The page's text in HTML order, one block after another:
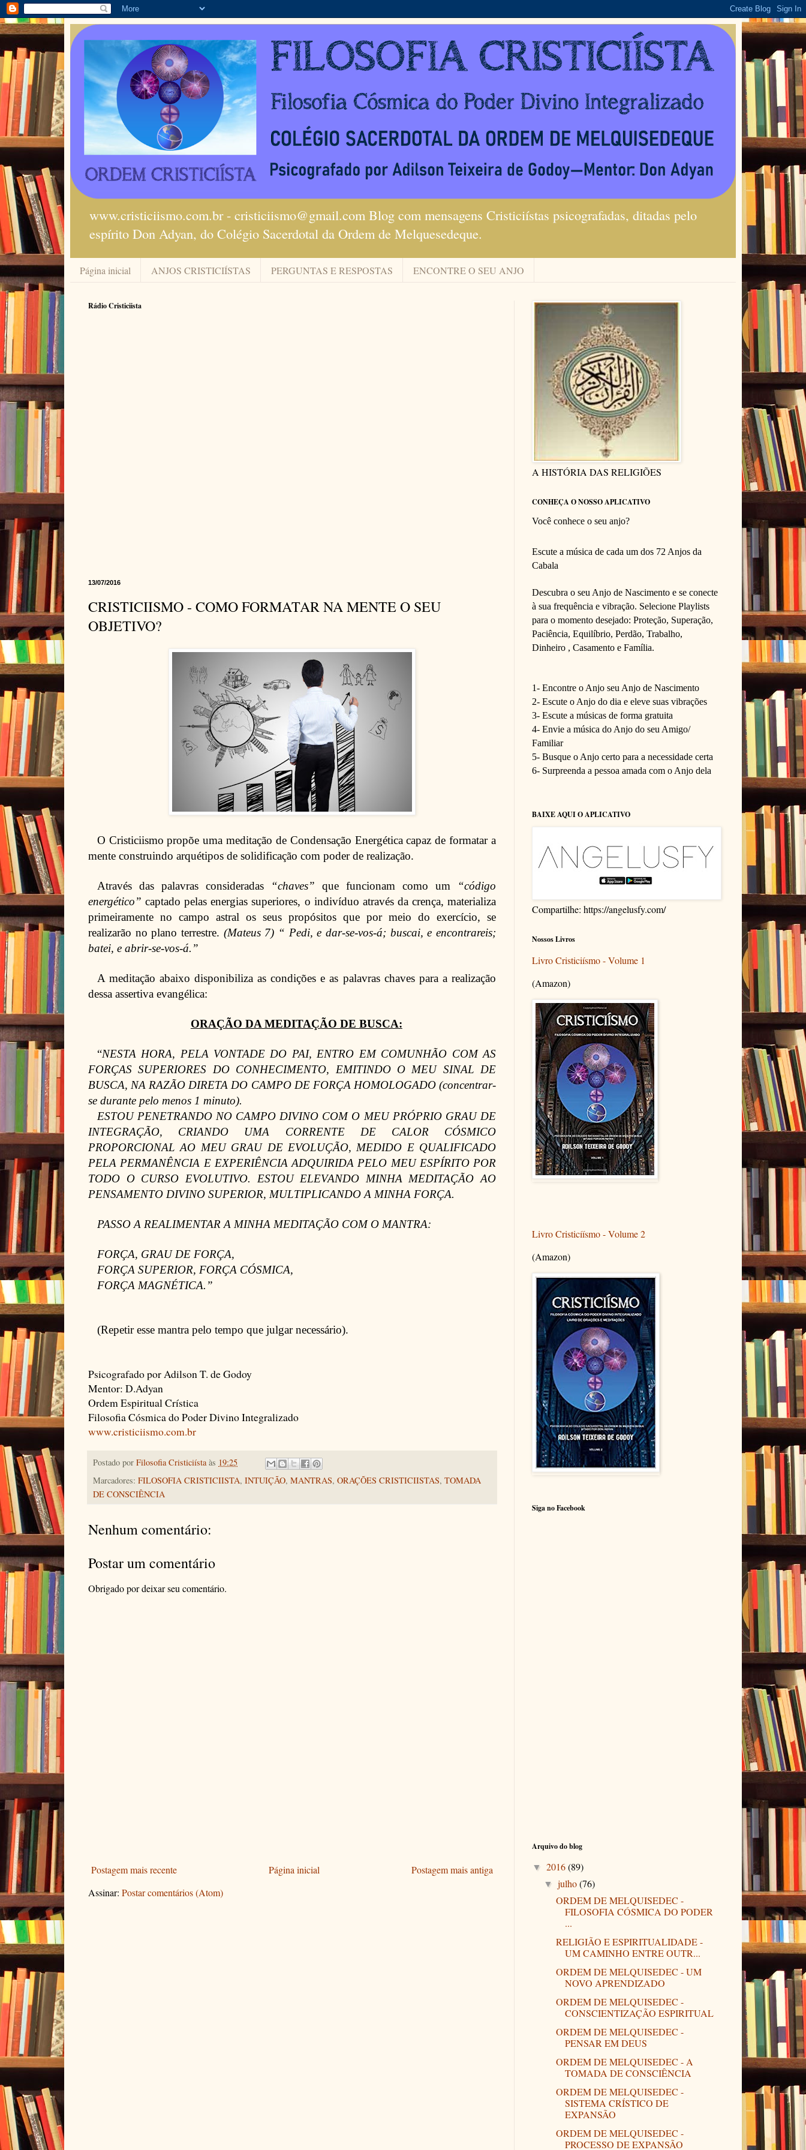
www.cristiciismo.com.br - cristiciismo@gmail.com Blog com mensagens Cristiciístas psicografadas, ditadas pelo
espírito Don Adyan, do Colégio Sacerdotal da Ordem de Melquesedeque.
Página inicial ANJOS CRISTICIÍSTAS PERGUNTAS E RESPOSTAS ENCONTRE O SEU ANJO
Rádio Cristiciista
13/07/2016
CRISTICIISMO - COMO FORMATAR NA MENTE O SEU
OBJETIVO?
O Cristiciismo propõe uma meditação de Condensação Energética capaz de formatar a
mente construindo arquétipos de solidificação com poder de realização.
Através das palavras consideradas “chaves” que funcionam como um “código
energético”captado pelas energias superiores, o indivíduo através da crença, materializa
primeiramente no campo astral os seus propósitos que por meio do exercício, se
realizarão no plano terrestre. (Mateus 7) “ Pedi, e dar-se-vos-á; buscai, e encontrareis;
batei, e abrir-se-vos-á.”
A meditação abaixo disponibiliza as condições e as palavras chaves para a realização
dessa assertiva evangélica:
ORAÇÃO DA MEDITAÇÃO DE BUSCA:
“NESTA HORA, PELA VONTADE DO PAI, ENTRO EM COMUNHÃO COM AS
FORÇAS SUPERIORES DO CONHECIMENTO, EMITINDO O MEU SINAL DE
BUSCA, NA RAZÃO DIRETA DO CAMPO DE FORÇA HOMOLOGADO (concentrar-
se durante pelo menos 1 minuto).
ESTOU PENETRANDO NO CAMPO DIVINO COM O MEU PRÓPRIO GRAU DE
INTEGRAÇÃO, CRIANDO UMA CORRENTE DE CALOR CÓSMICO
PROPORCIONAL AO MEU GRAU DE EVOLUÇÃO, MEDIDO E QUALIFICADO
PELA PERMANÊNCIA E EXPERIÊNCIA ADQUIRIDA PELO MEU ESPÍRITO POR
TODO O CURSO EVOLUTIVO. ESTOU ELEVANDO MINHA MEDITAÇÃO AO
PENSAMENTO DIVINO SUPERIOR, MULTIPLICANDO A MINHA FORÇA.
PASSO A REALIMENTAR A MINHA MEDITAÇÃO COM O MANTRA:
FORÇA, GRAU DE FORÇA,
FORÇA SUPERIOR, FORÇA CÓSMICA,
FORÇA MAGNÉTICA.”
(Repetir esse mantra pelo tempo que julgar necessário).
Psicografado por Adilson T. de Godoy
Mentor: D.Adyan
Ordem Espiritual Crística
Filosofia Cósmica do Poder Divino Integralizado
www.cristiciismo.com.br
Postado por Filosofia Cristiciísta às 19:25
Marcadores: FILOSOFIA CRISTICIISTA, INTUIÇÃO, MANTRAS, ORAÇÕES CRISTICIISTAS, TOMADA
DE CONSCIÊNCIA
Nenhum comentário:
Postar um comentário
Obrigado por deixar seu comentário.
Postagem mais recente Postagem mais antiga
Página inicial
Assinar: Postar comentários (Atom)
A HISTÓRIA DAS RELIGIÕES
CONHEÇA O NOSSO APLICATIVO
Você conhece o seu anjo?
Escute a música de cada um dos 72 Anjos da
Cabala
Descubra o seu Anjo de Nascimento e se conecte
à sua frequência e vibração. Selecione Playlists
para o momento desejado: Proteção, Superação,
Paciência, Equilíbrio, Perdão, Trabalho,
Dinheiro , Casamento e Família.
1- Encontre o Anjo seu Anjo de Nascimento
2- Escute o Anjo do dia e eleve suas vibrações
3- Escute a músicas de forma gratuita
4- Envie a música do Anjo do seu Amigo/
Familiar
5- Busque o Anjo certo para a necessidade certa
6- Surpreenda a pessoa amada com o Anjo dela
BAIXE AQUI O APLICATIVO
Compartilhe: https://angelusfy.com/
Nossos Livros
Livro Cristiciísmo - Volume 1
(Amazon)
Livro Cristicíísmo - Volume 2
(Amazon)
Siga no Facebook
Arquivo do blog
▼ 2016(89)
▼julho(76)
ORDEM DE MELQUISEDEC -
FILOSOFIA CÓSMICA DO PODER
...
RELIGIÃO E ESPIRITUALIDADE -
UM CAMINHO ENTRE OUTR...
ORDEM DE MELQUISEDEC - UM
NOVO APRENDIZADO
ORDEM DE MELQUISEDEC -
CONSCIENTIZAÇÃO ESPIRITUAL
ORDEM DE MELQUISEDEC -
PENSAR EM DEUS
ORDEM DE MELQUISEDEC - A
TOMADA DE CONSCIÊNCIA
ORDEM DE MELQUISEDEC -
SISTEMA CRÍSTICO DE
EXPANSÃO
ORDEM DE MELQUISEDEC -
PROCESSO DE EXPANSÃO